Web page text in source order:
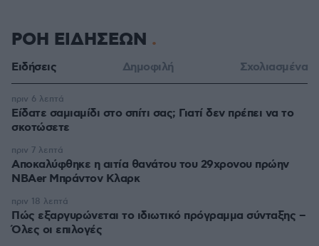
ΡΟΗ ΕΙΔΗΣΕΩΝ
Ειδήσεις Δημοφιλή Σχολιασμένα
Είδατε σαμιαμίδι στο σπίτι σας; Γιατί δεν πρέπει να το
σκοτώσετε
πριν 6 λεπτά
Αποκαλύφθηκε η αιτία θανάτου του 29χρονου πρώην
NBAer Μπράντον Κλαρκ
πριν 7 λεπτά
Πώς εξαργυρώνεται το ιδιωτικό πρόγραμμα σύνταξης –
Όλες οι επιλογές
πριν 18 λεπτά